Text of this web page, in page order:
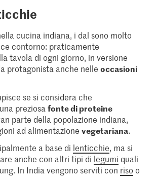
cucina indiana, i dal sono molto
contorno: praticamente
tavola di ogni giorno, in versione
protagonista anche nelleoccasioni
se si considera che
preziosafonte di proteine
parte della popolazione indiana,
ad alimentazionevegetariana.
a base di lenticchie, ma si
anche con altri tipi di legumi quali
In India vengono serviti con riso o